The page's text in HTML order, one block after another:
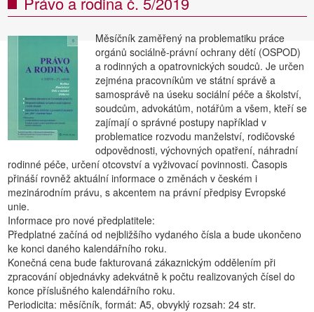
Měsíčník zaměřený na problematiku práce
orgánů sociálně-právní ochrany dětí (OSPOD)
a rodinných a opatrovnických soudců. Je určen
zejména pracovníkům ve státní správě a
samosprávě na úseku sociální péče a školství,
soudcům, advokátům, notářům a všem, kteří se
zajímají o správné postupy například v
problematice rozvodu manželství, rodičovské
odpovědnosti, výchovných opatření, náhradní
rodinné péče, určení otcovství a vyživovací povinnosti. Časopis
přináší rovněž aktuální informace o změnách v českém i
mezinárodním právu, s akcentem na právní předpisy Evropské
unie.
Informace pro nové předplatitele:
Předplatné začíná od nejbližšího vydaného čísla a bude ukončeno
ke konci daného kalendářního roku.
Konečná cena bude fakturovaná zákaznickým oddělením při
zpracování objednávky adekvátně k počtu realizovaných čísel do
konce příslušného kalendářního roku.
Periodicita: měsíčník, formát: A5, obvyklý rozsah: 24 str.